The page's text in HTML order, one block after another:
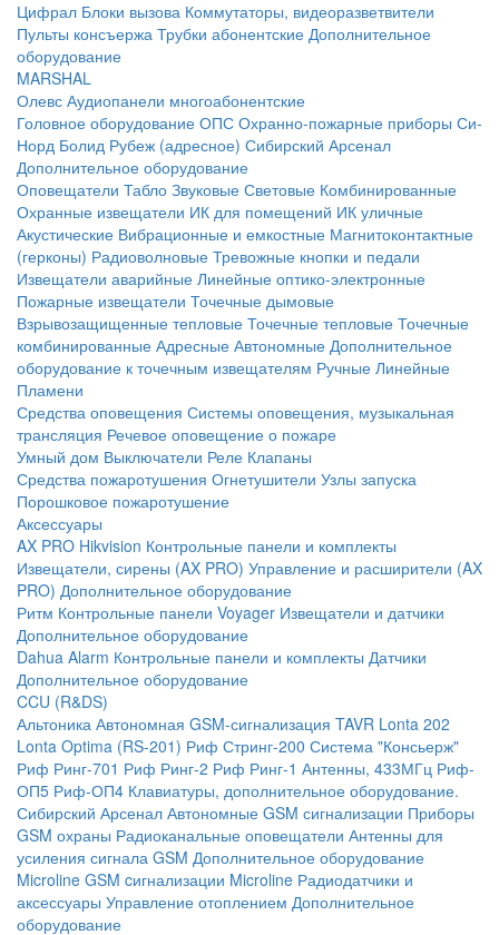
Цифрал Блоки вызова Коммутаторы, видеоразветвители
Пульты консъержа Трубки абонентские Дополнительное
оборудование
MARSHAL
Олевс Аудиопанели многоабонентские
Головное оборудование ОПС Охранно-пожарные приборы Си-
Норд Болид Рубеж (адресное) Сибирский Арсенал
Дополнительное оборудование
Оповещатели Табло Звуковые Световые Комбинированные
Охранные извещатели ИК для помещений ИК уличные
Акустические Вибрационные и емкостные Магнитоконтактные
(герконы) Радиоволновые Тревожные кнопки и педали
Извещатели аварийные Линейные оптико-электронные
Пожарные извещатели Точечные дымовые
Взрывозащищенные тепловые Точечные тепловые Точечные
комбинированные Адресные Автономные Дополнительное
оборудование к точечным извещателям Ручные Линейные
Пламени
Средства оповещения Системы оповещения, музыкальная
трансляция Речевое оповещение о пожаре
Умный дом Выключатели Реле Клапаны
Средства пожаротушения Огнетушители Узлы запуска
Порошковое пожаротушение
Аксессуары
AX PRO Hikvision Контрольные панели и комплекты
Извещатели, сирены (AX PRO) Управление и расширители (AX
PRO) Дополнительное оборудование
Ритм Контрольные панели Voyager Извещатели и датчики
Дополнительное оборудование
Dahua Alarm Контрольные панели и комплекты Датчики
Дополнительное оборудование
CCU (R&DS)
Альтоника Автономная GSM-сигнализация TAVR Lonta 202
Lonta Optima (RS-201) Риф Стринг-200 Система "Консьерж"
Риф Ринг-701 Риф Ринг-2 Риф Ринг-1 Антенны, 433МГц Риф-
ОП5 Риф-ОП4 Клавиатуры, дополнительное оборудование.
Сибирский Арсенал Автономные GSM сигнализации Приборы
GSM охраны Радиоканальные оповещатели Антенны для
усиления сигнала GSM Дополнительное оборудование
Microline GSM cигнализации Microline Радиодатчики и
аксессуары Управление отоплением Дополнительное
оборудование